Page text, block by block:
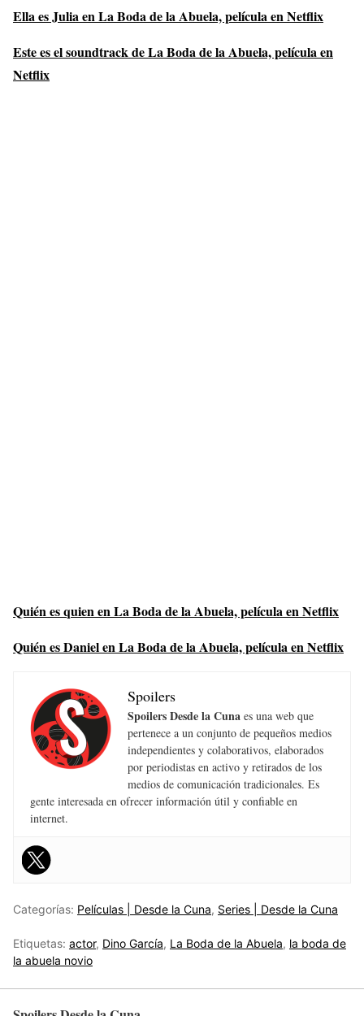
Ella es Julia en La Boda de la Abuela, película en Netflix
Este es el soundtrack de La Boda de la Abuela, película en
Netflix
Quién es quien en La Boda de la Abuela, película en Netflix
Quién es Daniel en La Boda de la Abuela, película en Netflix
Spoilers
Spoilers Desde la Cuna es una web que
pertenece a un conjunto de pequeños medios
independientes y colaborativos, elaborados
por periodistas en activo y retirados de los
medios de comunicación tradicionales. Es
gente interesada en ofrecer información útil y confiable en
internet.
Categorías: Películas | Desde la Cuna, Series | Desde la Cuna
Etiquetas: actor, Dino García, La Boda de la Abuela, la boda de
la abuela novio